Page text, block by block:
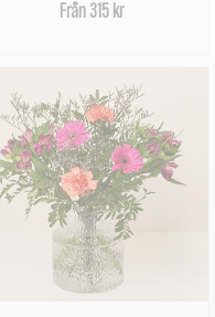
Från 315 kr